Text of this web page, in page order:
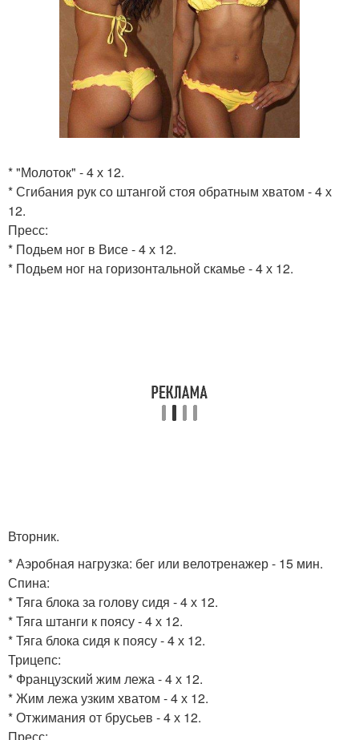
* "Молоток" - 4 х 12.
* Сгибания рук со штангой стоя обратным хватом - 4 х
12.
Пресс:
* Подьем ног в Висе - 4 х 12.
* Подьем ног на горизонтальной скамье - 4 х 12.
Вторник.
* Аэробная нагрузка: бег или велотренажер - 15 мин.
Спина:
* Тяга блока за голову сидя - 4 х 12.
* Тяга штанги к поясу - 4 х 12.
* Тяга блока сидя к поясу - 4 х 12.
Трицепс:
* Французский жим лежа - 4 х 12.
* Жим лежа узким хватом - 4 х 12.
* Отжимания от брусьев - 4 х 12.